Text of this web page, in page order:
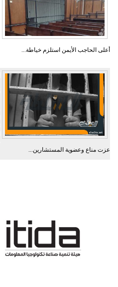
أعلى الحاجب الأيمن استلزم خياطة...
عزت مناع وعضوية المستشارين...